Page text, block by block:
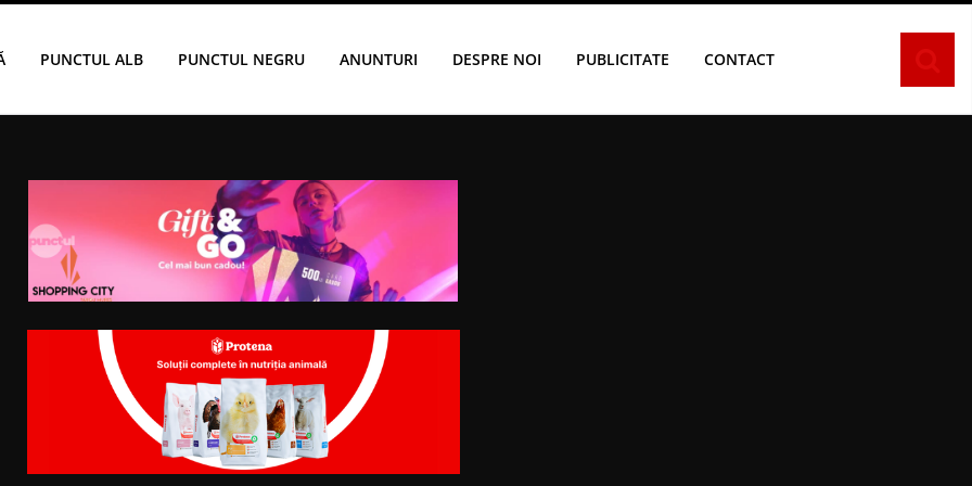
PUNCTUL ALB PUNCTUL NEGRU ANUNTURI DESPRE NOI PUBLICITATE CONTACT